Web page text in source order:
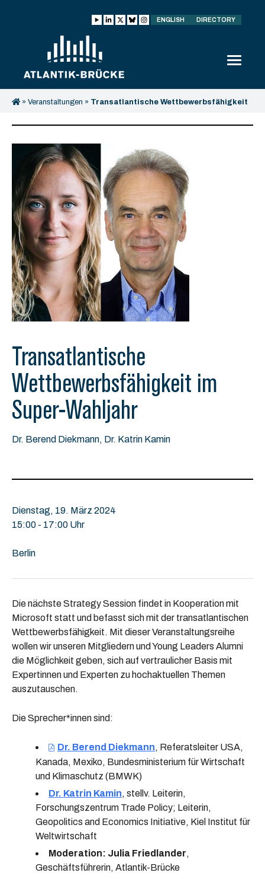
ENGLISH DIRECTORY
» Veranstaltungen » Transatlantische Wettbewerbsfähigkeit
Transatlantische
Wettbewerbsfähigkeit im
Super-Wahljahr
Dr. Berend Diekmann, Dr. Katrin Kamin
Dienstag, 19. März 2024
15:00 - 17:00 Uhr
Berlin
Die nächste Strategy Session findet in Kooperation mit
Microsoft statt und befasst sich mit der transatlantischen
Wettbewerbsfähigkeit. Mit dieser Veranstaltungsreihe
wollen wir unseren Mitgliedern und Young Leaders Alumni
die Möglichkeit geben, sich auf vertraulicher Basis mit
Expertinnen und Experten zu hochaktuellen Themen
auszutauschen.
Die Sprecher*innen sind:
Dr. Berend Diekmann, Referatsleiter USA,
Kanada, Mexiko, Bundesministerium für Wirtschaft
und Klimaschutz (BMWK)
Dr. Katrin Kamin, stellv. Leiterin,
Forschungszentrum Trade Policy; Leiterin,
Geopolitics and Economics Initiative, Kiel Institut für
Weltwirtschaft
Moderation: Julia Friedlander,
Geschäftsführerin, Atlantik-Brücke